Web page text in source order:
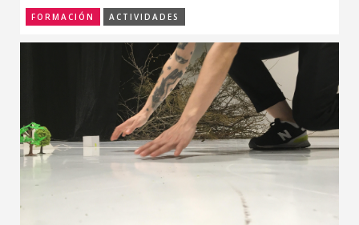
FORMACIÓN ACTIVIDADES